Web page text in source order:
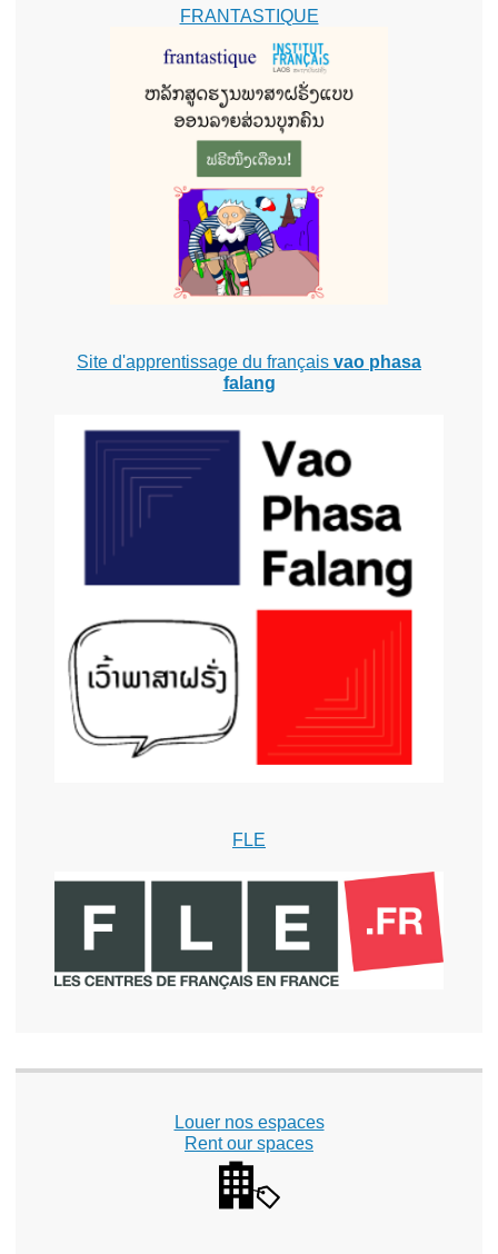
FRANTASTIQUE
Site d'apprentissage du français vao phasa
falang
FLE
Louer nos espaces
Rent our spaces